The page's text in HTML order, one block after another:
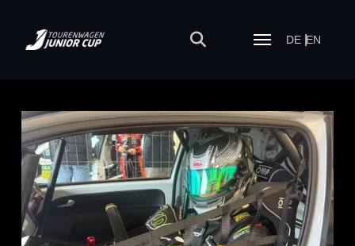
DE EN